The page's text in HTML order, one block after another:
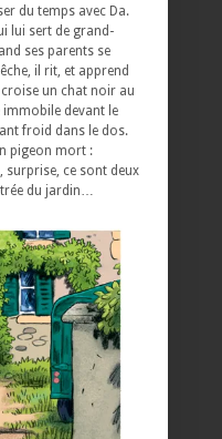
du temps avec Da.
lui sert de grand-
ses parents se
il rit, et apprend
un chat noir au
devant le
froid dans le dos.
pigeon mort :
surprise, ce sont deux
du jardin…